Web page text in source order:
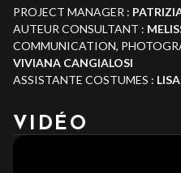
PROJECT MANAGER :
AUTEUR CONSULTANT :
COMMUNICATION,
VIVIANA CANGIALOSI
ASSISTANTE COSTUMES :
VIDÉO